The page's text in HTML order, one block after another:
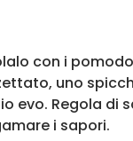
con i
uno
evo. Regola di
i sapori.